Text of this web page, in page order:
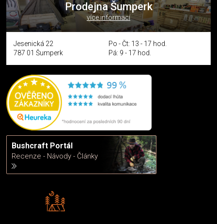
Prodejna Šumperk
více informací
Jesenická 22
787 01 Šumperk
Po - Čt: 13 - 17 hod.
Pá: 9 - 17 hod.
Bushcraft Portál
Recenze - Návody - Články